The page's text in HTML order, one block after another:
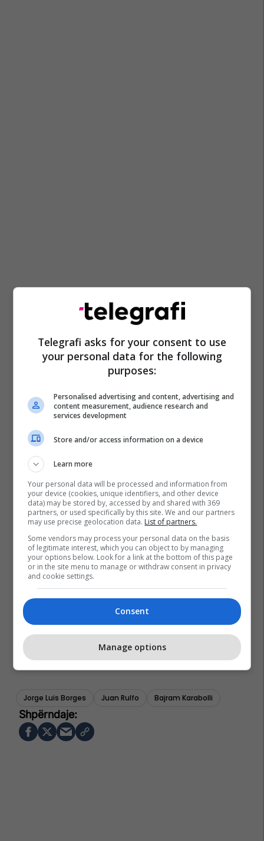
Jorge Luis Borges Juan Rulfo Bajram Karabolli
Telegrafi asks for your consent to use
your personal data for the following
purposes:
Personalised advertising and content, advertising and
content measurement, audience research and
services development
Store and/or access information on a device
Learn more
Your personal data will be processed and information from
your device (cookies, unique identifiers, and other device
data) may be stored by, accessed by and shared with 369
partners, or used specifically by this site. We and our partners
may use precise geolocation data. List of partners.
Some vendors may process your personal data on the basis
of legitimate interest, which you can object to by managing
your options below. Look for a link at the bottom of this page
or in the site menu to manage or withdraw consent in privacy
and cookie settings.
Consent
Manage options